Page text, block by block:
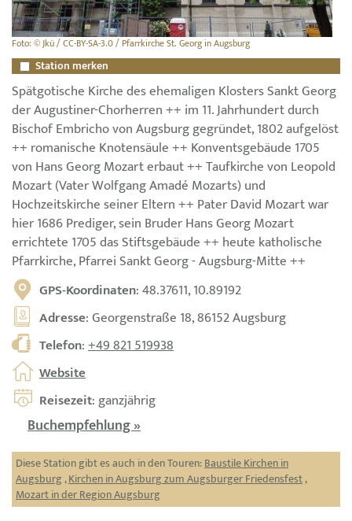
Foto: © Jkü / CC-BY-SA-3.0 / Pfarrkirche St. Georg in Augsburg
Station merken
Spätgotische Kirche des ehemaligen Klosters Sankt Georg
der Augustiner-Chorherren ++ im 11. Jahrhundert durch
Bischof Embricho von Augsburg gegründet, 1802 aufgelöst
++ romanische Knotensäule ++ Konventsgebäude 1705
von Hans Georg Mozart erbaut ++ Taufkirche von Leopold
Mozart (Vater Wolfgang Amadé Mozarts) und
Hochzeitskirche seiner Eltern ++ Pater David Mozart war
hier 1686 Prediger, sein Bruder Hans Georg Mozart
errichtete 1705 das Stiftsgebäude ++ heute katholische
Pfarrkirche, Pfarrei Sankt Georg - Augsburg-Mitte ++
GPS-Koordinaten: 48.37611, 10.89192
Adresse: Georgenstraße 18, 86152 Augsburg
Telefon:+49 821 519938
Website
Reisezeit: ganzjährig
Buchempfehlung »
Diese Station gibt es auch in den Touren:Baustile Kirchen in
Augsburg ,Kirchen in Augsburg zum Augsburger Friedensfest,
Mozart in der Region Augsburg